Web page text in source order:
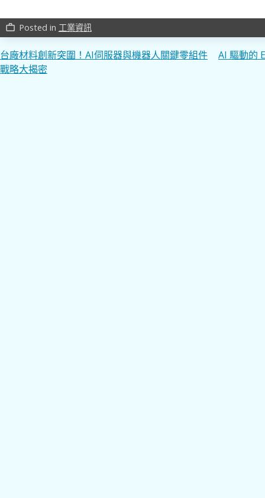
work_outline Posted in 工業資訊
文
章
台廠材料創新突圍！AI伺服器與機器人關鍵零組件
戰略大揭密
AI 驅動的